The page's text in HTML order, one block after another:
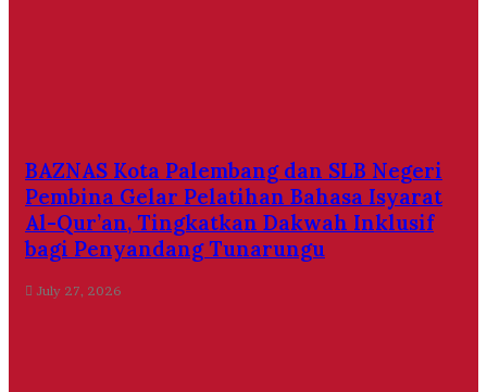
BAZNAS Kota Palembang dan SLB Negeri
Pembina Gelar Pelatihan Bahasa Isyarat
Al-Qur’an, Tingkatkan Dakwah Inklusif
bagi Penyandang Tunarungu
July 27, 2026